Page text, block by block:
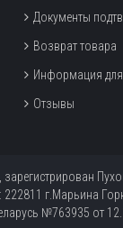
Документы
Возврат товара
Информация
Отзывы
г.Марьина
№763935 от